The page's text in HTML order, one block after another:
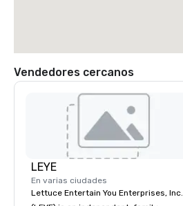
Vendedores cercanos
LEYE
En varias ciudades
Lettuce Entertain You Enterprises, Inc.